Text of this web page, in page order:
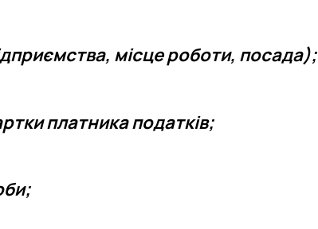
місце роботи, посада);
платника податків;